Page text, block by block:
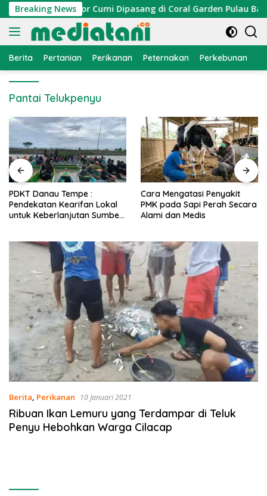
Langsung
ke
konten
Breaking News
Atraktor Cumi Dipasang di Coral Garden Pulau
Berita Pertanian Perikanan Peternakan Perkebunan
Pantai Telukpenyu
PDKT Danau Tempe :
Pendekatan Kearifan Lokal
untuk Keberlanjutan Sumber
Cara Mengatasi Penyakit
PMK pada Sapi Perah Secara
Alami dan Medis
Berita, Perikanan 10 Januari 2021
Ribuan Ikan Lemuru yang Terdampar di Teluk
Penyu Hebohkan Warga Cilacap